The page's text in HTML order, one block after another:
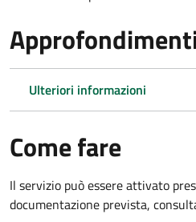
Ulteriori informazioni
Come fare
Il servizio può essere attivato
documentazione prevista,